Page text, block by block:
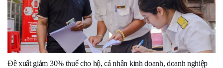
Đề xuất giảm 30% thuế cho hộ, cá nhân kinh doanh, doanh nghiệp